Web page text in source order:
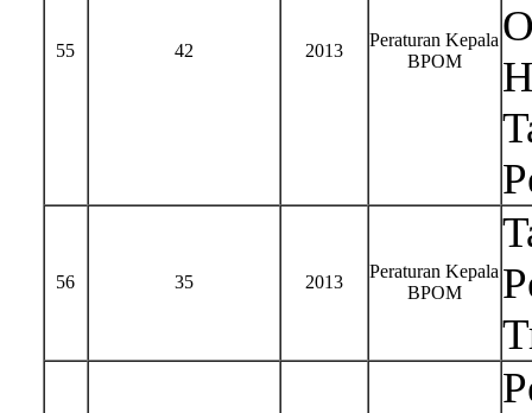
55 42 2013
Peraturan Kepala
BPOM
56 35 2013
Peraturan Kepala
BPOM